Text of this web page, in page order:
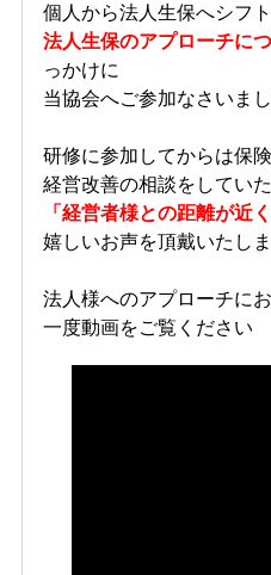
個人から法人生保へシフ
法人生保のアプローチに
っかけに
当協会へご参加なさいまし
研修に参加してからは保
経営改善の相談をしてい
「経営者様との距離が近
嬉しいお声を頂戴いたしま
法人様へのアプローチに
一度動画をご覧ください